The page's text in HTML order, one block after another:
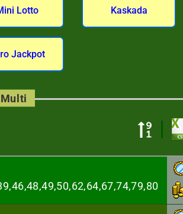
Lotto Kaskada
Jackpot
46,48,49,50,62,64,67,74,79,80